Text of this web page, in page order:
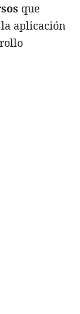
que
aplicación